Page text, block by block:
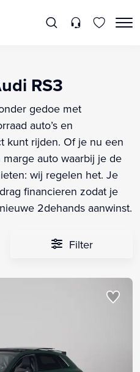
RS3
gedoe met
auto’s en
kunt rijden. Of je nu een
auto waarbij je de
wij regelen het. Je
financieren zodat je
2dehands aanwinst.
Filter